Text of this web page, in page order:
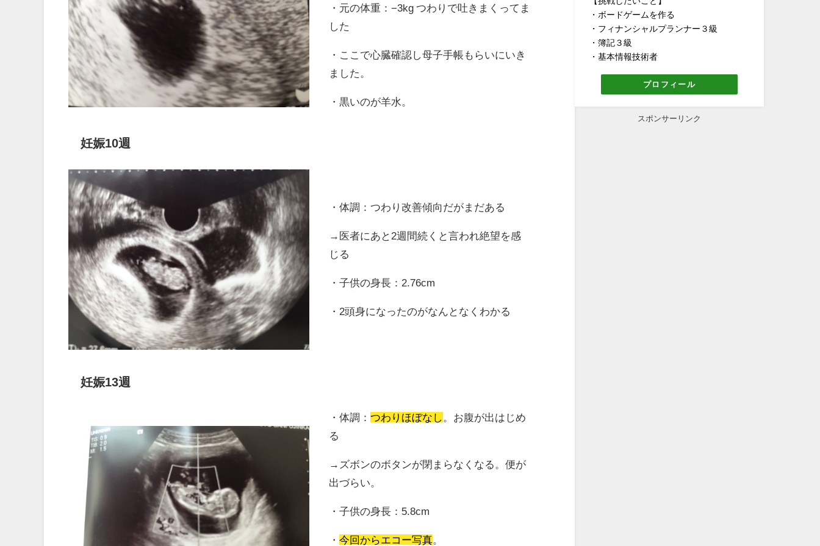
・元の体重：−3kg つわりで吐きまくってま
した
・ここで心臓確認し母子手帳もらいにいき
ました。
・黒いのが羊水。
妊娠10週
・体調：つわり改善傾向だがまだある
→医者にあと2週間続くと言われ絶望を感
じる
・子供の身長：2.76cm
・2頭身になったのがなんとなくわかる
妊娠13週
・体調： つわりほぼなし
。お腹が出はじめ
る
→ズボンのボタンが閉まらなくなる。便が
出づらい。
・子供の身長：5.8cm
・ 今回からエコー写真
・ボードゲームを作る
・フィナンシャルプランナー３級
・簿記３級
・基本情報技術者
プロフィール
スポンサーリンク